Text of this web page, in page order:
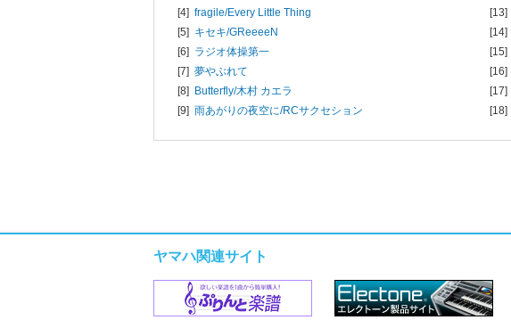
[4] fragile/Every Little Thing
[5] キセキ/GReeeeN
[6] ラジオ体操第一
[7] 夢やぶれて
[8] Butterfly/木村 カエラ
[9] 雨あがりの夜空に/RCサクセション
[13]
[14]
[15]
[16]
[17]
[18]
ヤマハ関連サイト